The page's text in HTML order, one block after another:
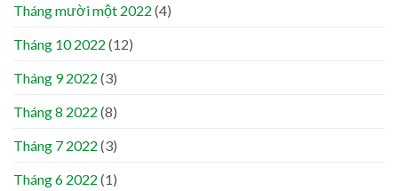
Tháng mười một 2022 (4)
Tháng 10 2022 (12)
Tháng 9 2022 (3)
Tháng 8 2022 (8)
Tháng 7 2022 (3)
Tháng 6 2022 (1)